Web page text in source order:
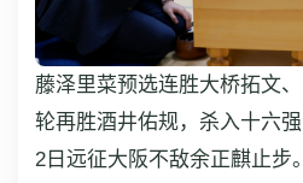
藤泽里菜预选连胜大桥拓文
轮再胜酒井佑规，杀入十六
2日远征大阪不敌余正麒止步